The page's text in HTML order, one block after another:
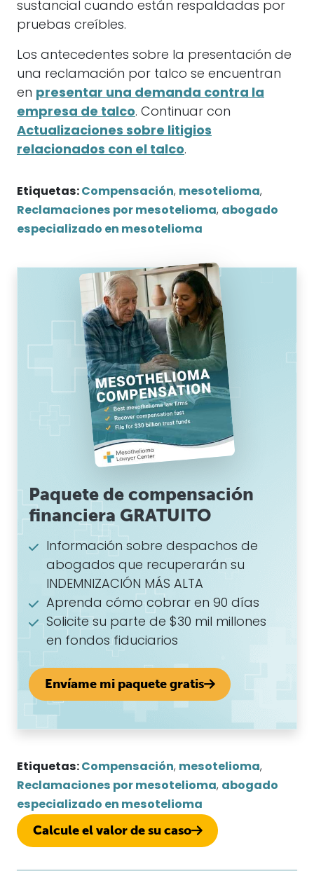
sustancial cuando están respaldadas por
pruebas creíbles.
Los antecedentes sobre la presentación de
una reclamación por talco se encuentran
en presentar una demanda contra la
empresa de talco. Continuar con
Actualizaciones sobre litigios
relacionados con el talco.
Etiquetas: Compensación, mesotelioma,
Reclamaciones por mesotelioma, abogado
especializado en mesotelioma
Paquete de compensación
financiera GRATUITO
Información sobre despachos de
abogados que recuperarán su
INDEMNIZACIÓN MÁS ALTA
Aprenda cómo cobrar en 90 días
Solicite su parte de $30 mil millones
en fondos fiduciarios
Envíame mi paquete gratis
Etiquetas: Compensación, mesotelioma,
Reclamaciones por mesotelioma, abogado
especializado en mesotelioma
Calcule el valor de su caso